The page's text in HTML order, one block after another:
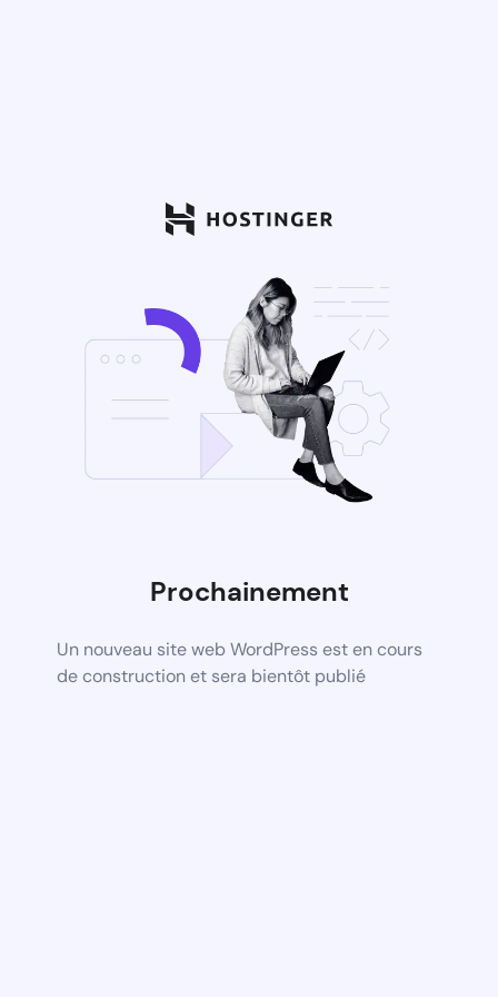
Prochainement
Un nouveau site web WordPress est en cours
de construction et sera bientôt publié